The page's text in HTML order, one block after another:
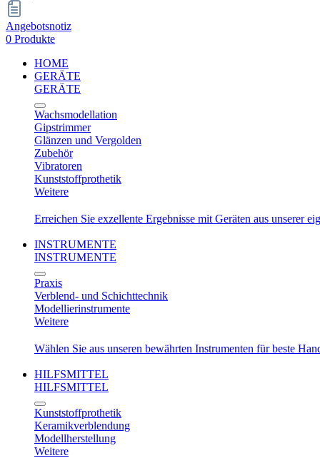
Angebotsnotiz
0 Produkte
HOME
GERÄTE
GERÄTE
Wachsmodellation
Gipstrimmer
Glänzen und Vergolden
Zubehör
Vibratoren
Kunststoffprothetik
Weitere
Erreichen Sie exzellente Ergebnisse mit Geräten aus unserer
INSTRUMENTE
INSTRUMENTE
Praxis
Verblend- und Schichttechnik
Modellierinstrumente
Weitere
Wählen Sie aus unseren bewährten Instrumenten für beste
HILFSMITTEL
HILFSMITTEL
Kunststoffprothetik
Keramikverblendung
Modellherstellung
Weitere